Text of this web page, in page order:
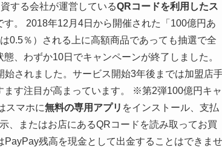
する会社が運営しているQRコードを利用したス
。 2018年12月4日から開催された「100億円あ
0.5％）される上に高額商品であっても抽選で全
、わずか10日でキャンペーンが終了しました。
されました。サービス開始3年後までは加盟店
す注目が高まっています。
※第2弾100億円キャ
スマホに無料の専用アプリ をインストール、支払
、またはお店にあるQRコードを読み取ってお買
残高を現金として出金することはできませ